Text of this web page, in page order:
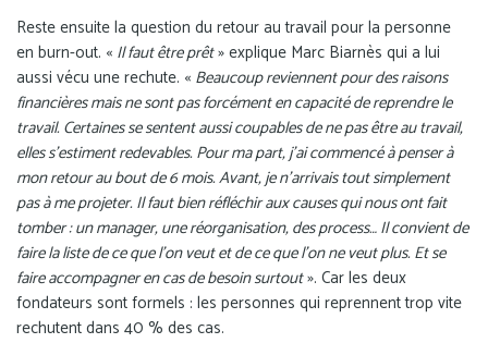
Reste ensuite la question du retour au travail pour la personne
en burn-out. « Il faut être prêt» explique Marc Biarnès qui a lui
aussi vécu une rechute. « Beaucoup reviennent pour des raisons
financières mais ne sont pas forcément en capacité de reprendre le
travail. Certaines se sentent aussi coupables de ne pas être au travail,
elles s’estiment redevables. Pour ma part, j’ai commencé à penser à
mon retour au bout de 6 mois. Avant, je n’arrivais tout simplement
pas à me projeter. Il faut bien réfléchir aux causes qui nous ont fait
tomber : un manager, une réorganisation, des process… Il convient de
faire la liste de ce que l’on veut et de ce que l’on ne veut plus. Et se
faire accompagner en cas de besoin surtout». Car les deux
fondateurs sont formels : les personnes qui reprennent trop vite
rechutent dans 40 % des cas.